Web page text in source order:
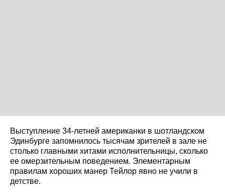
Выступление 34-летней американки в шотландском
Эдинбурге запомнилось тысячам зрителей в зале не
столько главными хитами исполнительницы, сколько
ее омерзительным поведением. Элементарным
правилам хороших манер Тейлор явно не учили в
детстве.